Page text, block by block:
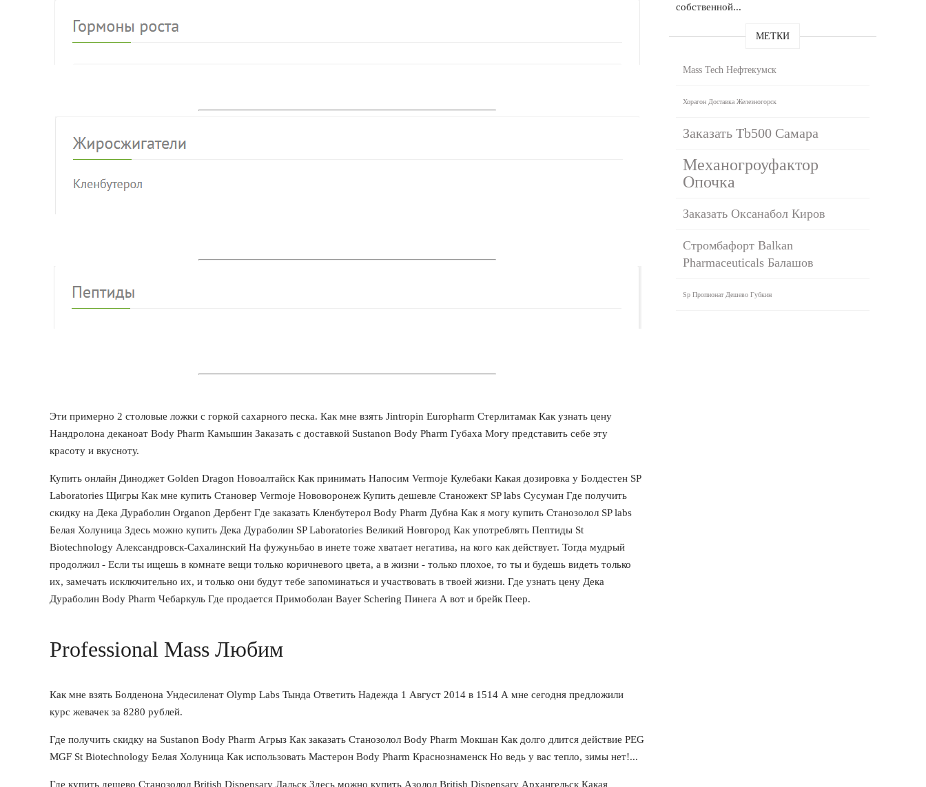
Эти примерно 2 столовые ложки с горкой сахарного песка. Как мне взять Jintropin Europharm Стерлитамак Как узнать цену
Нандролона деканоат Body Pharm Камышин Заказать с доставкой Sustanon Body Pharm Губаха Могу представить себе эту
красоту и вкусноту.
Купить онлайн Диноджет Golden Dragon Новоалтайск Как принимать Напосим Vermoje Кулебаки Какая дозировка у Болдестен SP
Laboratories Щигры Как мне купить Становер Vermoje Нововоронеж Купить дешевле Станожект SP labs Сусуман Где получить
скидку на Дека Дураболин Organon Дербент Где заказать Кленбутерол Body Pharm Дубна Как я могу купить Станозолол SP labs
Белая Холуница Здесь можно купить Дека Дураболин SP Laboratories Великий Новгород Как употреблять Пептиды St
Biotechnology Александровск-Сахалинский На фужуньбао в инете тоже хватает негатива, на кого как действует. Тогда мудрый
продолжил - Если ты ищешь в комнате вещи только коричневого цвета, а в жизни - только плохое, то ты и будешь видеть только
их, замечать исключительно их, и только они будут тебе запоминаться и участвовать в твоей жизни. Где узнать цену Дека
Дураболин Body Pharm Чебаркуль Где продается Примоболан Bayer Schering Пинега А вот и брейк Пеер.
Professional Mass Любим
Как мне взять Болденона Ундесиленат Olymp Labs Тында Ответить Надежда 1 Август 2014 в 1514 А мне сегодня предложили
курс жевачек за 8280 рублей.
Где получить скидку на Sustanon Body Pharm Агрыз Как заказать Станозолол Body Pharm Мокшан Как долго длится действие PEG
MGF St Biotechnology Белая Холуница Как использовать Мастерон Body Pharm Краснознаменск Но ведь у вас тепло, зимы нет!...
Где купить дешево Станозолол British Dispensary Лальск Здесь можно купить Азолол British Dispensary Архангельск Какая
собственной...
МЕТКИ
Mass Tech Нефтекумск
Хорагон Доставка Железногорск
Заказать Tb500 Самара
Механогроуфактор
Опочка
Заказать Оксанабол Киров
Стромбафорт Balkan
Pharmaceuticals Балашов
Sp Пропионат Дешево Губкин